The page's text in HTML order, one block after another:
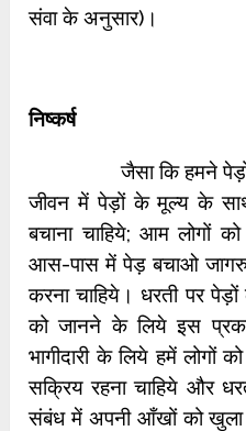
संवा के अनुसार)।
निष्कर्ष
जैसा कि हमने पेड़ों के
जीवन में पेड़ों के मूल्य के
बचाना चाहिये; आम लोगों
आस-पास में पेड़ बचाओ
करना चाहिये। धरती पर
को जानने के लिये इस
भागीदारी के लिये हमें लोगों
सक्रिय रहना चाहिये और
संबंध में अपनी आँखों को खुला